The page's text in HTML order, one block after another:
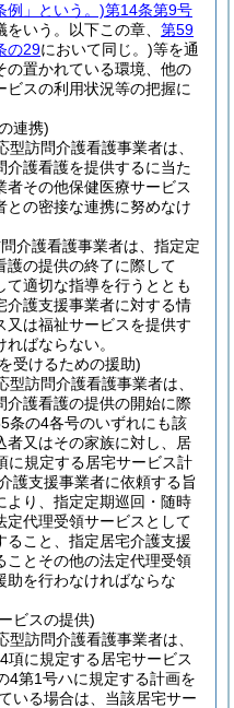
例」という。)第14条第9号
いう。以下この章、 第59
の29において同じ。)等を通
の置かれている環境、他の
スの利用状況等の把握に
連携)
訪問介護看護事業者は、
介護看護を提供するに当た
者その他保健医療サービス
との密接な連携に努めなけ
介護看護事業者は、指定定
護の提供の終了に際して
て適切な指導を行うととも
介護支援事業者に対する情
又は福祉サービスを提供す
ばならない。
受けるための援助)
訪問介護看護事業者は、
介護看護の提供の開始に際
条の4各号のいずれにも該
者又はその家族に対し、居
に規定する居宅サービス計
護支援事業者に依頼する旨
より、指定定期巡回・随時
定代理受領サービスとして
ること、指定居宅介護支援
ことその他の法定代理受領
助を行わなければならな
ビスの提供)
訪問介護看護事業者は、
項に規定する居宅サービス
4第1号ハに規定する計画を
いる場合は、当該居宅サー